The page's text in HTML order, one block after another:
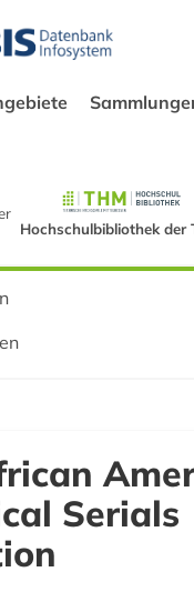
Hochschulbibliothek der
Serials